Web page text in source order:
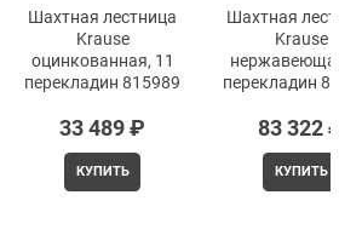
Шахтная лестница
Krause
оцинкованная, 11
перекладин 815989
33 489 ₽
КУПИТЬ
Шахтная
Krause
перекладин
83 322
КУПИТЬ